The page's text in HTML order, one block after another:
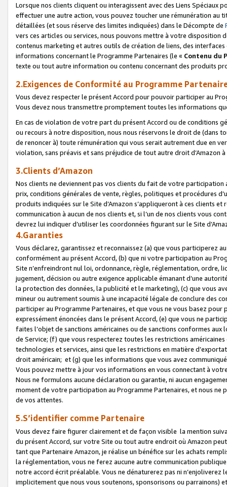
Lorsque nos clients cliquent ou interagissent avec des Liens Spéciaux
effectuer une autre action, vous pouvez toucher une rémunération
détaillées (et sous réserve des limites indiquées) dans le Décompte de
vers ces articles ou services, nous pouvons mettre à votre disposition
contenus marketing et autres outils de création de liens, des
informations concernant le Programme Partenaires (le « Contenu du
texte ou tout autre information ou contenu concernant des produits
2.Exigences de Conformité au Programme
Vous devez respecter le présent Accord pour pouvoir participer au
Vous devez nous transmettre promptement toutes les informations
En cas de violation de votre part du présent Accord ou de conditions
ou recours à notre disposition, nous nous réservons le droit de (dans
de renoncer à) toute rémunération qui vous serait autrement due en
violation, sans préavis et sans préjudice de tout autre droit
3.Clients d’Amazon
Nos clients ne deviennent pas vos clients du fait de votre
prix, conditions générales de vente, règles, politiques et procédures
produits indiquées sur le Site d’Amazon s’appliqueront à ces clients
communication à aucun de nos clients et, si l’un de nos clients vous
devrez lui indiquer d’utiliser les coordonnées figurant sur le Site
4.Garanties
Vous déclarez, garantissez et reconnaissez (a) que vous participerez
conformément au présent Accord, (b) que ni votre participation au
Site n’enfreindront nul loi, ordonnance, règle, réglementation, ordre,
jugement, décision ou autre exigence applicable émanant d’une
la protection des données, la publicité et le marketing), (c) que vous
mineur ou autrement soumis à une incapacité légale de conclure des
participer au Programme Partenaires, et que vous ne vous basez
expressément énoncées dans le présent Accord, (e) que vous ne
faites l’objet de sanctions américaines ou de sanctions conformes
de Service; (f) que vous respecterez toutes les restrictions
technologies et services, ainsi que les restrictions en matière
droit américain; et (g) que les informations que vous avez
Vous pouvez mettre à jour vos informations en vous connectant à
Nous ne formulons aucune déclaration ou garantie, ni aucun
moment de votre participation au Programme Partenaires, et nous
de vos attentes.
5.S’identifier comme Partenaire
Vous devez faire figurer clairement et de façon visible la mention
du présent Accord, sur votre Site ou tout autre endroit où Amazon
tant que Partenaire Amazon, je réalise un bénéfice sur les achats
la réglementation, vous ne ferez aucune autre communication
notre accord écrit préalable. Vous ne dénaturerez pas ni
implicitement que nous vous soutenons, sponsorisons ou parrainons)